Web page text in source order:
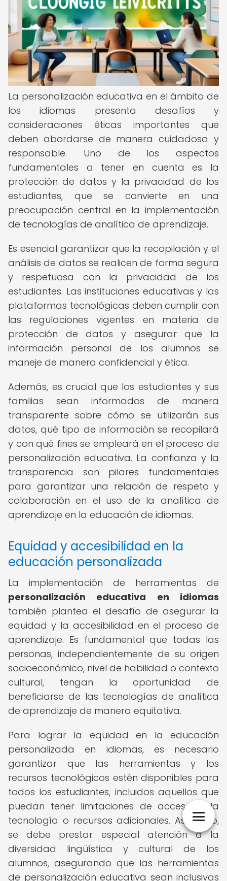
La personalización educativa en el ámbito de
los idiomas presenta desafíos y
consideraciones éticas importantes que
deben abordarse de manera cuidadosa y
responsable. Uno de los aspectos
fundamentales a tener en cuenta es la
protección de datos y la privacidad de los
estudiantes, que se convierte en una
preocupación central en la implementación
de tecnologías de analítica de aprendizaje.
Es esencial garantizar que la recopilación y el
análisis de datos se realicen de forma segura
y respetuosa con la privacidad de los
estudiantes. Las instituciones educativas y las
plataformas tecnológicas deben cumplir con
las regulaciones vigentes en materia de
protección de datos y asegurar que la
información personal de los alumnos se
maneje de manera confidencial y ética.
Además, es crucial que los estudiantes y sus
familias sean informados de manera
transparente sobre cómo se utilizarán sus
datos, qué tipo de información se recopilará
y con qué fines se empleará en el proceso de
personalización educativa. La confianza y la
transparencia son pilares fundamentales
para garantizar una relación de respeto y
colaboración en el uso de la analítica de
aprendizaje en la educación de idiomas.
Equidad y accesibilidad en la
educación personalizada
La implementación de herramientas de
personalización educativa en idiomas
también plantea el desafío de asegurar la
equidad y la accesibilidad en el proceso de
aprendizaje. Es fundamental que todas las
personas, independientemente de su origen
socioeconómico, nivel de habilidad o contexto
cultural, tengan la oportunidad de
beneficiarse de las tecnologías de analítica
de aprendizaje de manera equitativa.
Para lograr la equidad en la educación
personalizada en idiomas, es necesario
garantizar que las herramientas y los
recursos tecnológicos estén disponibles para
todos los estudiantes, incluidos aquellos que
puedan tener limitaciones de acceso a la
tecnología o recursos adicionales. Asimismo,
se debe prestar especial atención a la
diversidad lingüística y cultural de los
alumnos, asegurando que las herramientas
de personalización educativa sean inclusivas